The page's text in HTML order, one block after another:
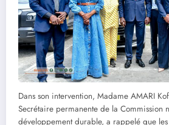
Dans son intervention, Madame AMARI
Secrétaire permanente de la Commission
développement durable, a rappelé que